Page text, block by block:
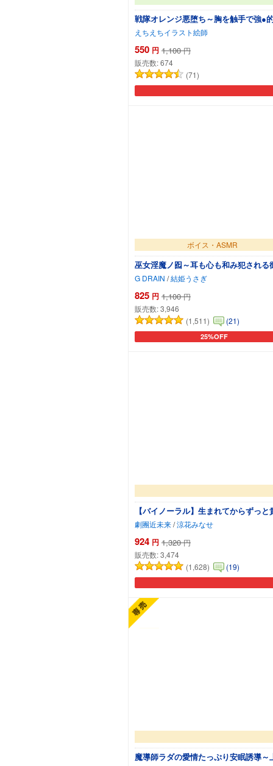
戦隊オレンジ悪堕ち～胸を触手で強●
えちえちイラスト絵師
550 円 1,100 円
販売数:674
(71)
ボイス・ASMR
巫女淫魔ノ囮～耳も心も和み犯される
G DRAIN /結姫うさぎ
825 円 1,100 円
販売数:3,946
(1,511)
(21)
25%OFF
カートに追加
【バイノーラル】生まれてからずっ
劇團近未来/涼花みなせ
924 円 1,320 円
販売数:3,474
(1,628)
(19)
魔導師ラダの愛情たっぷり安眠誘導